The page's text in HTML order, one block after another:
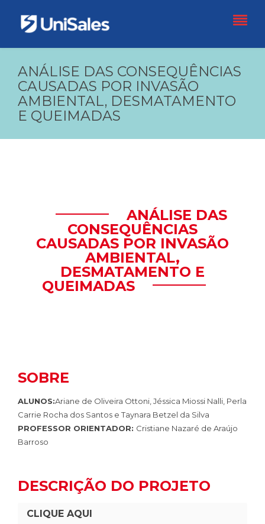
ANÁLISE DAS CONSEQUÊNCIAS
CAUSADAS POR INVASÃO
AMBIENTAL, DESMATAMENTO
E QUEIMADAS
ANÁLISE DAS
CONSEQUÊNCIAS
CAUSADAS POR INVASÃO
AMBIENTAL,
DESMATAMENTO E
QUEIMADAS
SOBRE
ALUNOS:Ariane de Oliveira Ottoni, Jéssica Miossi Nalli, Perla
Carrie Rocha dos Santos e Taynara Betzel da Silva
PROFESSOR ORIENTADOR: Cristiane Nazaré de Araújo
Barroso
DESCRIÇÃO DO PROJETO
CLIQUE AQUI